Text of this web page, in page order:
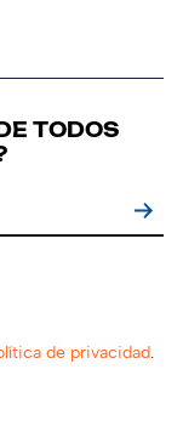
TODOS
de privacidad